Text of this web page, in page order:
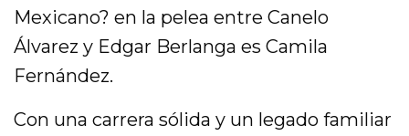
Mexicano? en la pelea entre Canelo
Álvarez y Edgar Berlanga es Camila
Fernández.
Con una carrera sólida y un legado familiar